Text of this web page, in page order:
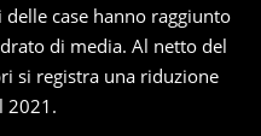
case hanno raggiunto
di media. Al netto del
si registra una riduzione
2021.